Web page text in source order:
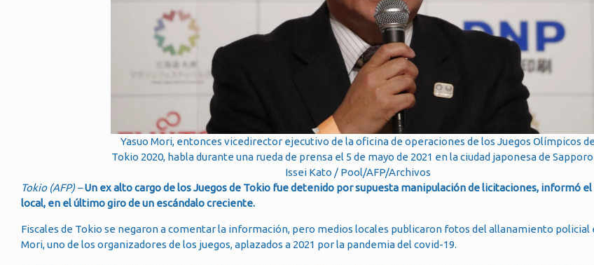
Yasuo Mori, entonces vicedirector ejecutivo de la oficina de operaciones de los Juegos Olímpicos
Tokio 2020, habla durante una rueda de prensa el 5 de mayo de 2021 en la ciudad japonesa de
Issei Kato / Pool/AFP/Archivos
Tokio (AFP) –Un ex alto cargo de los Juegos de Tokio fue detenido por supuesta manipulación de licitaciones, informó
local, en el último giro de un escándalo creciente.
Fiscales de Tokio se negaron a comentar la información, pero medios locales publicaron fotos del allanamiento policial
Mori, uno de los organizadores de los juegos, aplazados a 2021 por la pandemia del covid-19.